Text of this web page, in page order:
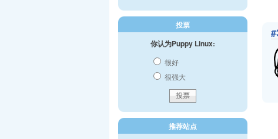
投票
你认为Puppy Linux:
很好
很强大
推荐站点